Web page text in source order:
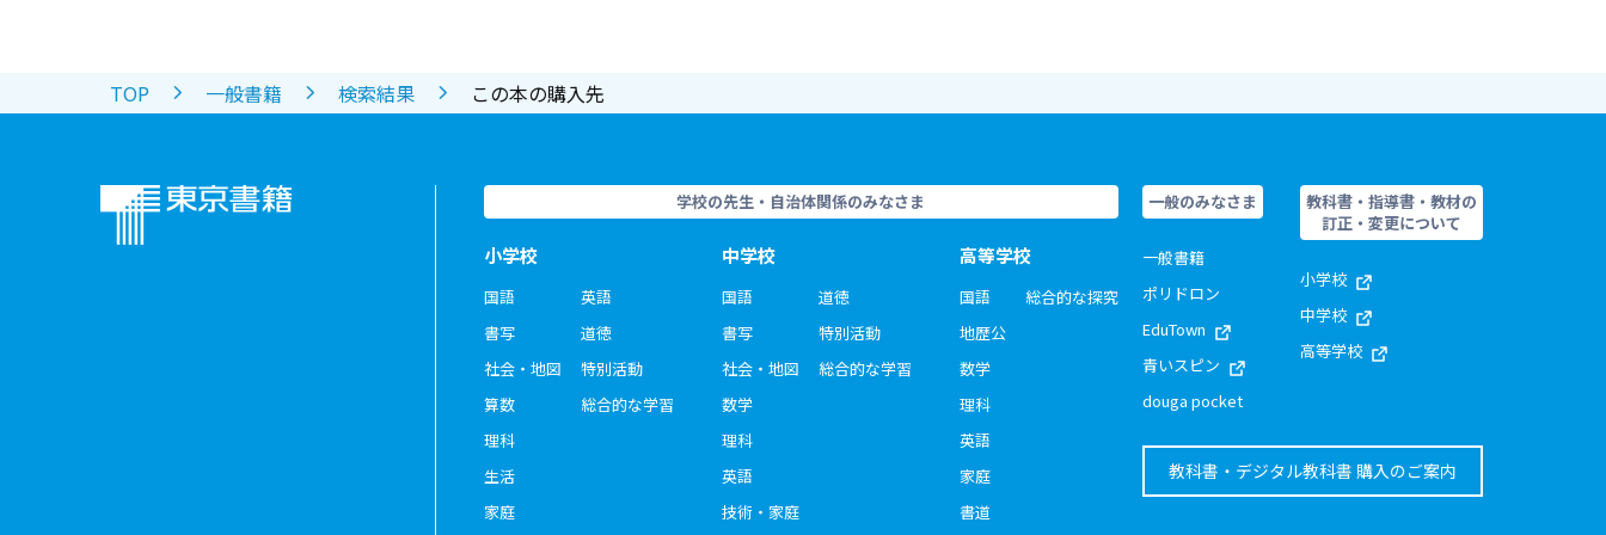
TOP 一般書籍 検索結果 この本の購入先
学校の先生・自治体関係のみなさま
小学校
国語
書写
社会・地図
算数
理科
生活
家庭
英語
道徳
特別活動
総合的な学習
中学校
国語
書写
社会・地図
数学
理科
英語
技術・家庭
道徳
特別活動
総合的な学習
高等学校
国語
地歴公
数学
理科
英語
家庭
書道
総合的な探究
一般のみなさま
一般書籍
ポリドロン
EduTown
青いスピン
douga pocket
教科書・指導書・教材の
訂正・変更について
小学校
中学校
高等学校
教科書・デジタル教科書 購入のご案内